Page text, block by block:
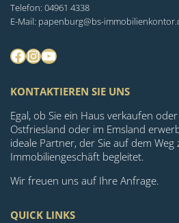
Telefon: 04961 4338
E-Mail: papenburg@bs-
Facebook
Instagram
YouTube
KONTAKTIEREN SIE UNS
Egal, ob Sie ein Haus verkaufen
Ostfriesland oder im Emsland
ideale Partner, der Sie auf dem
Immobiliengeschäft begleitet.
Wir freuen uns auf Ihre Anfrage.
QUICK LINKS